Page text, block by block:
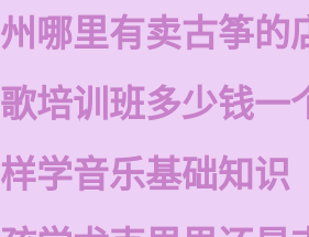
哪里有卖古筝的
培训班多少钱一
学音乐基础知识